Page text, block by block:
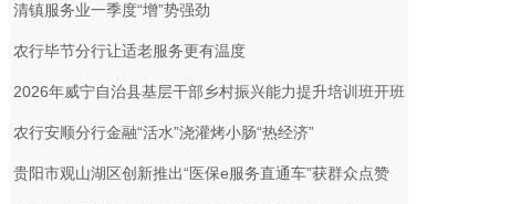
清镇服务业一季度“增”势强劲
农行毕节分行让适老服务更有温度
2026年威宁自治县基层干部乡村振兴能力提升培训班开班
农行安顺分行金融“活水”浇灌烤小肠“热经济”
贵阳市观山湖区创新推出“医保e服务直通车”获群众点赞